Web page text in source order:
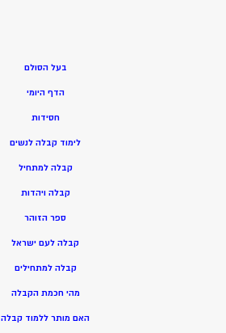
בעל הסולם
הדף היומי
חסידות
לימוד קבלה לנשים
קבלה למתחיל
קבלה ויהדות
ספר הזוהר
קבלה לעם ישראל
קבלה למתחילים
מהי חכמת הקבלה
האם מותר ללמוד קבלה